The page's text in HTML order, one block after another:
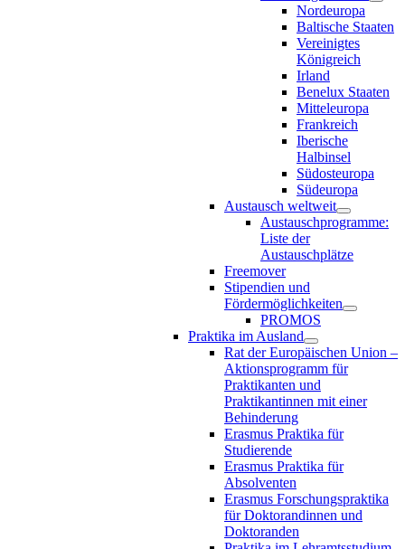
Nordeuropa
Baltische Staaten
Vereinigtes
Königreich
Irland
Benelux Staaten
Mitteleuropa
Frankreich
Iberische
Halbinsel
Südosteuropa
Südeuropa
Austausch weltweit
Austauschprogramme:
Liste der
Austauschplätze
Freemover
Stipendien und
Fördermöglichkeiten
PROMOS
Praktika im Ausland
Rat der Europäischen Union –
Aktionsprogramm für
Praktikanten und
Praktikantinnen mit einer
Behinderung
Erasmus Praktika für
Studierende
Erasmus Praktika für
Absolventen
Erasmus Forschungspraktika
für Doktorandinnen und
Doktoranden